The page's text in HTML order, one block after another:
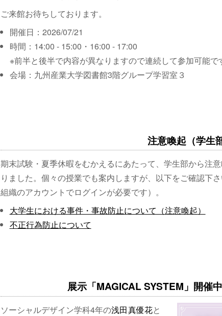
ご来館お待ちしております。
開催日：2026/07/21
時間：14:00 - 15:00・16:00 - 17:00
※前半と後半で内容が異なりますので連続して参加可能で
会場：九州産業大学図書館3階グループ学習室３
注意喚起（学生
期末試験・夏季休暇をむかえるにあたって、学生部から注
りました。個々の授業でも案内しますが、以下をご確認下
組織のアカウントでログインが必要です）。
大学生における事件・事故防止について（注意喚起）
不正行為防止について
展示「MAGICAL SYSTEM」開催
ソーシャルデザイン学科4年の浅田真優花と